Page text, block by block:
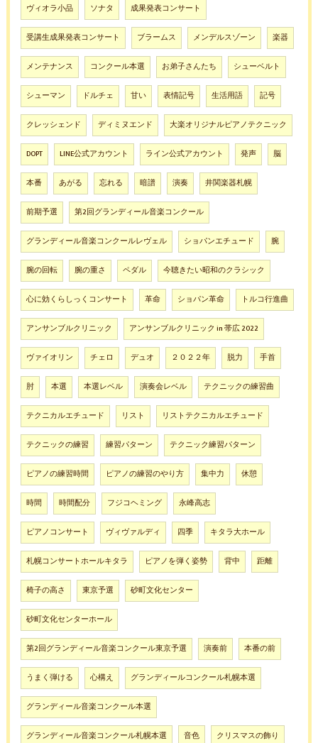
ヴィオラ小品 ソナタ 成果発表コンサート
受講生成果発表コンサート ブラームス メンデルスゾーン 楽器
メンテナンス コンクール本選 お弟子さんたち シューベルト
シューマン ドルチェ 甘い 表情記号 生活用語 記号
クレッシェンド ディミヌエンド 大楽オリジナルピアノテクニック
DOPT LINE公式アカウント ライン公式アカウント 発声 脳
本番 あがる 忘れる 暗譜 演奏 井関楽器札幌
前期予選 第2回グランディール音楽コンクール
グランディール音楽コンクールレヴェル ショパンエチュード 腕
腕の回転 腕の重さ ペダル 今聴きたい昭和のクラシック
心に効くらしっくコンサート 革命 ショパン革命 トルコ行進曲
アンサンブルクリニック アンサンブルクリニック in 帯広 2022
ヴァイオリン チェロ デュオ ２０２２年 脱力 手首
肘 本選 本選レベル 演奏会レベル テクニックの練習曲
テクニカルエチュード リスト リストテクニカルエチュード
テクニックの練習 練習パターン テクニック練習パターン
ピアノの練習時間 ピアノの練習のやり方 集中力 休憩
時間 時間配分 フジコヘミング 永峰高志
ピアノコンサート ヴィヴァルディ 四季 キタラ大ホール
札幌コンサートホールキタラ ピアノを弾く姿勢 背中 距離
椅子の高さ 東京予選 砂町文化センター
砂町文化センターホール
第2回グランディール音楽コンクール東京予選 演奏前 本番の前
うまく弾ける 心構え グランディールコンクール札幌本選
グランディール音楽コンクール本選
グランディール音楽コンクール札幌本選 音色 クリスマスの飾り